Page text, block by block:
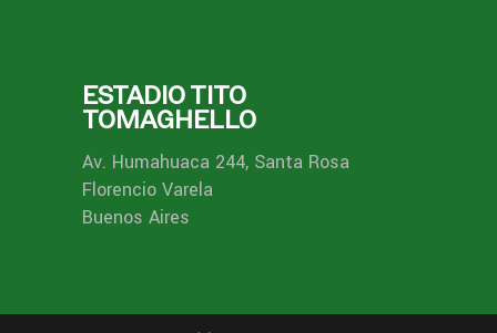
ESTADIO TITO
TOMAGHELLO
Av. Humahuaca 244, Santa Rosa
Florencio Varela
Buenos Aires